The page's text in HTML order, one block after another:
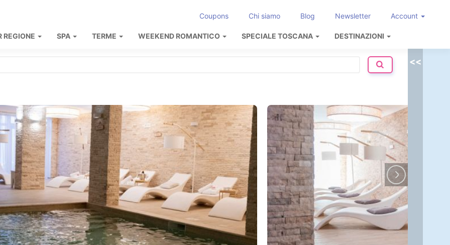
Coupons Chi siamo Blog Newsletter Account
REGIONE SPA TERME WEEKEND ROMANTICO SPECIALE TOSCANA DESTINAZIONI
<<